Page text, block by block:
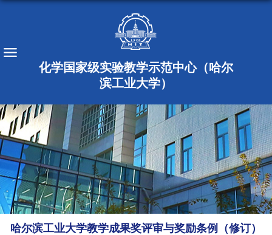
化学国家级实验教学示范中心（哈尔
滨工业大学）
哈尔滨工业大学教学成果奖评审与奖励条例（修订）